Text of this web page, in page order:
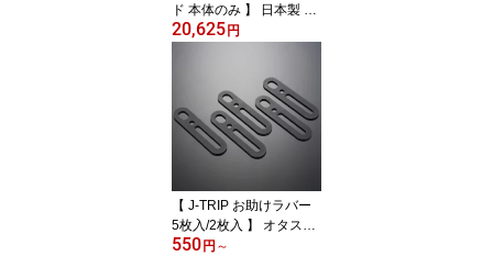
ド 本体のみ 】 日本製 片
持ちスイングアーム リヤ
Jトリップ ジェイトリッ
プ バイクメンテナンスス
タンド レーシングスタン
ド レースタ センタース
SHOP
20,625円
【 J-TRIP お助けラバー
5枚入/2枚入 】 オタスケ
ラバー V受け用 リフトア
550円 ～